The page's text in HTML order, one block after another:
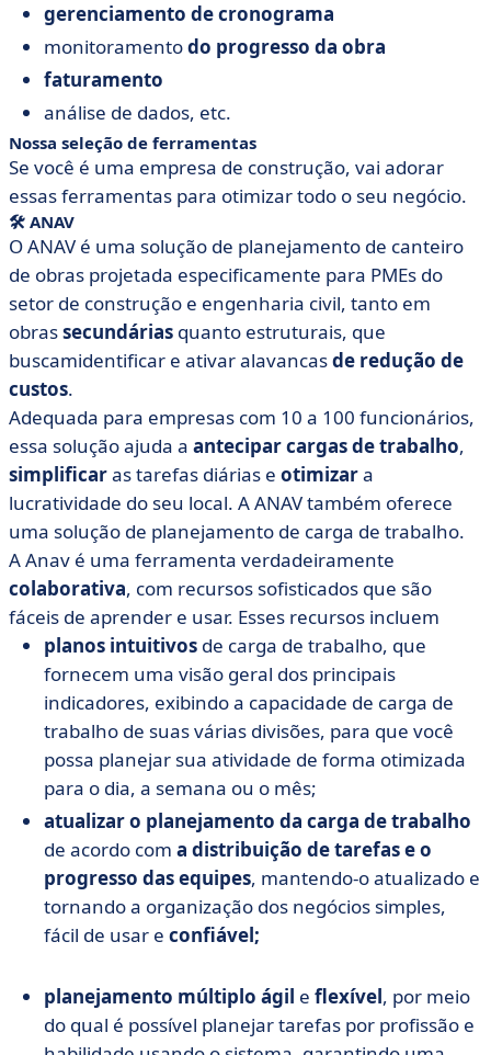
gerenciamento de cronograma
monitoramentodo progresso da obra
faturamento
análise de dados, etc.
Nossa seleção de ferramentas
Se você é uma empresa de construção, vai adorar
essas ferramentas para otimizar todo o seu negócio.
🛠 ANAV
O ANAV é uma solução de planejamento de canteiro
de obras projetada especificamente para PMEs do
setor de construção e engenharia civil, tanto em
obrassecundárias quanto estruturais, que
buscamidentificar e ativar alavancasde redução de
custos.
Adequada para empresas com 10 a 100 funcionários,
essa solução ajuda a anteciparcargas de trabalho,
simplificaras tarefas diárias e otimizara
lucratividade do seu local. A ANAV também oferece
uma solução de planejamento de carga de trabalho.
A Anav é uma ferramenta verdadeiramente
colaborativa, com recursos sofisticados que são
fáceis de aprender e usar. Esses recursos incluem
planos intuitivos de carga de trabalho, que
fornecem uma visão geral dos principais
indicadores, exibindo a capacidade de carga de
trabalho de suas várias divisões, para que você
possa planejar sua atividade de forma otimizada
para o dia, a semana ou o mês;
atualizar o planejamento da carga de trabalho
de acordo com a distribuição de tarefas e o
progresso das equipes, mantendo-o atualizado e
tornando a organização dos negócios simples,
fácil de usar e confiável;
planejamento múltiplo ágil e flexível, por meio
do qual é possível planejar tarefas por profissão e